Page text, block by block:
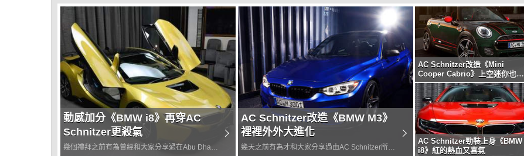
動感加分《BMW i8》再穿AC
Schnitzer更殺氣
幾個禮拜之前有為曾經和大家分享過在Abu Dhabi
AC Schnitzer改造《BMW M3》
裡裡外外大進化
幾天之前有為才和大家分享過由AC Schnitzer所動
AC Schnitzer改造《Mini
Cooper Cabrio》上空迷你也動
感
AC Schnitzer勁裝上身《BMW
i8》紅的熱血又喜氣